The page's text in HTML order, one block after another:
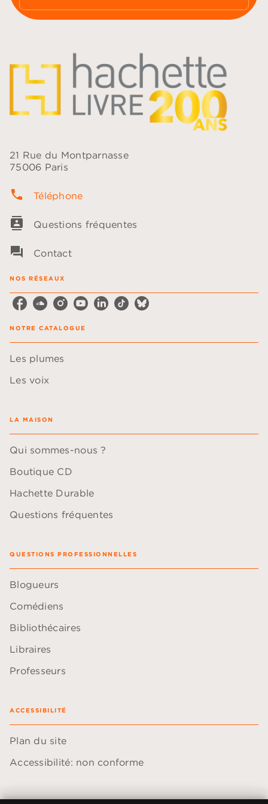
21 Rue du Montparnasse
75006 Paris
phone Téléphone
contacts Questions fréquentes
question_answer Contact
NOS RÉSEAUX
NOTRE CATALOGUE
Les plumes
Les voix
LA MAISON
Qui sommes-nous ?
Boutique CD
Hachette Durable
Questions fréquentes
QUESTIONS PROFESSIONNELLES
Blogueurs
Comédiens
Bibliothécaires
Libraires
Professeurs
ACCESSIBILITÉ
Plan du site
Accessibilité: non conforme